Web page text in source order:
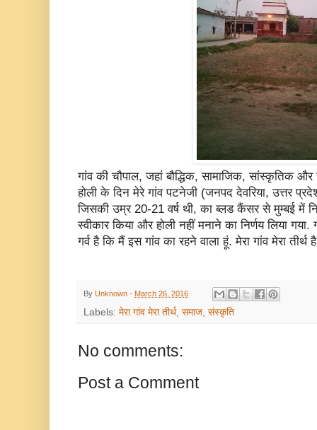
गांव की चौपाल, जहां बौद्धिक, सामाजिक, सांस्कृतिक और
होली के दिन मेरे गांव पटनेजी (जनपद देवरिया, उत्तर
जिसकी उम्र 20-21 वर्ष थी, का ब्लड कैंसर से मुम्बई में
स्वीकार किया और होली नहीं मनाने का निर्णय लिया
गर्व है कि मैं इस गांव का रहने वाला हूं. मेरा गांव मेरा तीर्थ
By Unknown - March 26, 2016
Labels: मेरा गांव मेरा तीर्थ, समाज, संस्कृति
No comments:
Post a Comment